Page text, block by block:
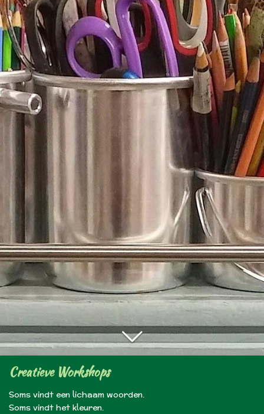
Creatieve Workshops
Soms vindt een lichaam woorden.
Soms vindt het kleuren.